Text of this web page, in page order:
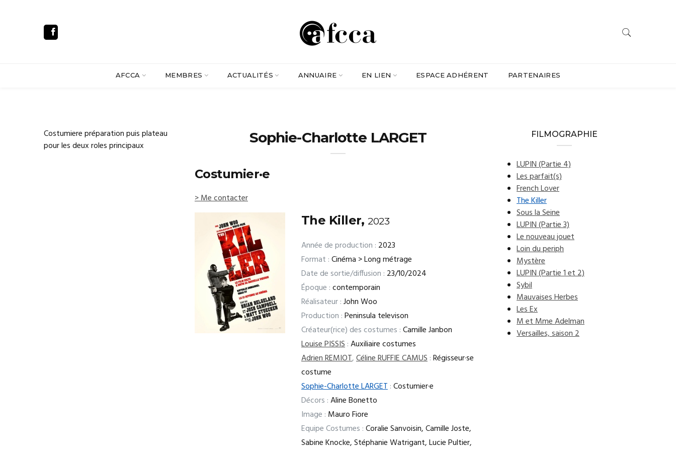
AFCCA MEMBRES ACTUALITÉS ANNUAIRE EN LIEN ESPACE ADHÉRENT PARTENAIRES
Sophie-Charlotte LARGET
Costumier·e
> Me contacter
The Killer,2023
Année de production : 2023
Format :Cinéma > Long métrage
Date de sortie/diffusion : 23/10/2024
Époque :contemporain
Réalisateur :John Woo
Production :Peninsula televison
Créateur(rice) des costumes :Camille Janbon
Louise PISSIS:Auxiliaire costumes
Adrien REMIOT,Céline RUFFIE CAMUS:Régisseur·se
costume
Sophie-Charlotte LARGET:Costumier·e
Décors :Aline Bonetto
Image : Mauro Fiore
Equipe Costumes :Coralie Sanvoisin, Camille Joste,
Sabine Knocke, Stéphanie Watrigant, Lucie Pultier,
Costumiere préparation puis plateau
pour les deux roles principaux
FILMOGRAPHIE
LUPIN (Partie 4)
Les parfait(s)
French Lover
The Killer
Sous la Seine
LUPIN (Partie 3)
Le nouveau jouet
Loin du periph
Mystère
LUPIN (Partie 1 et 2)
Sybil
Mauvaises Herbes
Les Ex
M et Mme Adelman
Versailles, saison 2